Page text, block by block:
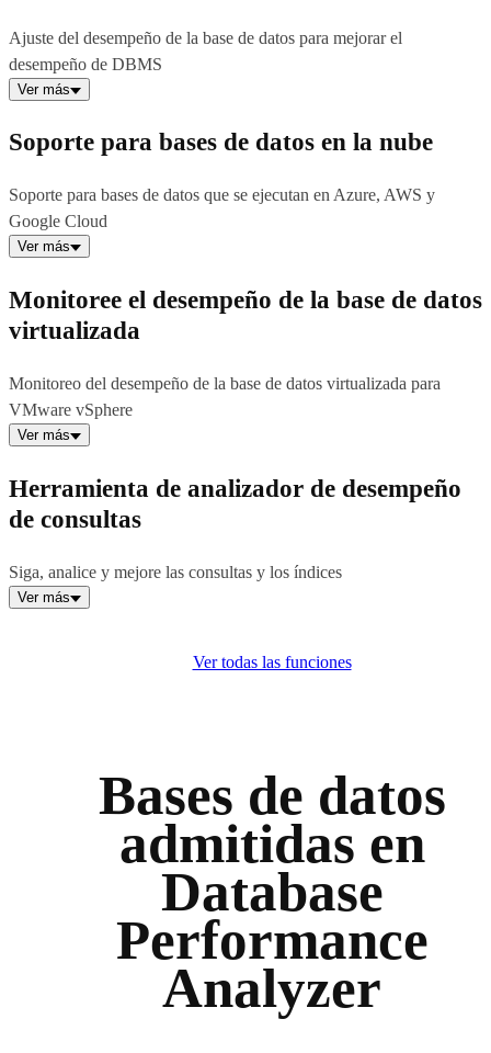
Ajuste del desempeño de la base de datos para mejorar el
desempeño de DBMS
Ver más
Soporte para bases de datos en la nube
Soporte para bases de datos que se ejecutan en Azure, AWS y
Google Cloud
Ver más
Monitoree el desempeño de la base de datos
virtualizada
Monitoreo del desempeño de la base de datos virtualizada para
VMware vSphere
Ver más
Herramienta de analizador de desempeño
de consultas
Siga, analice y mejore las consultas y los índices
Ver más
Ver todas las funciones
Bases de datos
admitidas en
Database
Performance
Analyzer